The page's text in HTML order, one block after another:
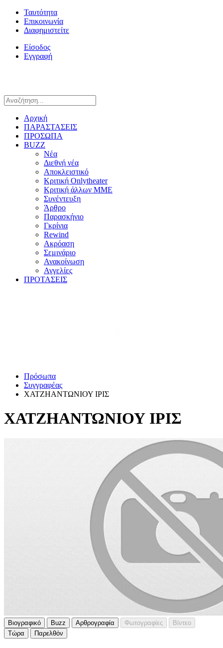
Ταυτότητα
Επικοινωνία
Διαφημιστείτε
Είσοδος
Εγγραφή
Αρχική
ΠΑΡΑΣΤΑΣΕΙΣ
ΠΡΟΣΩΠΑ
BUZZ
Νέα
Διεθνή νέα
Αποκλειστικό
Κριτική Onlytheater
Κριτική άλλων ΜΜΕ
Συνέντευξη
Άρθρο
Παρασκήνιο
Γκρίνια
Rewind
Ακρόαση
Σεμινάριο
Ανακοίνωση
Αγγελίες
ΠΡΟΤΑΣΕΙΣ
Πρόσωπα
Συγγραφέας
ΧΑΤΖΗΑΝΤΩΝΙΟΥ ΙΡΙΣ
ΧΑΤΖΗΑΝΤΩΝΙΟΥ ΙΡΙΣ
Βιογραφικό Buzz Αρθρογραφία Φωτογραφίες
Βίντεο
Τώρα
Παρελθόν